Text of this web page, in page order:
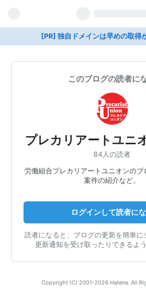
[PR] 独自ドメインは早めの取得
このブログの読者に
プレカリアートユニ
84人の読者
労働組合プレカリアートユニオンの
案件の紹介など。
ログインして読者に
読者になると、ブログの更新を簡単に
更新通知を受け取ったりできるよ
Copyright (C) 2001-2026 Hatena. All